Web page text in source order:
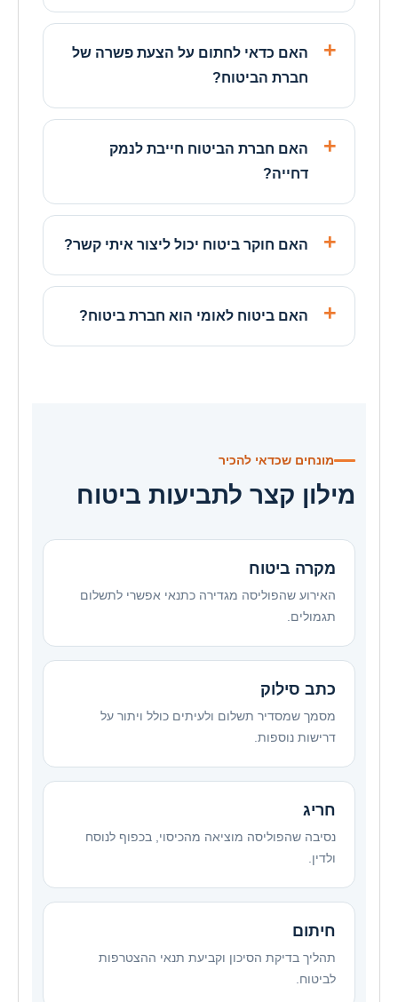
האם כדאי לחתום על הצעת פשרה של
חברת הביטוח?
האם חברת הביטוח חייבת לנמק
דחייה?
האם חוקר ביטוח יכול ליצור איתי קשר?
האם ביטוח לאומי הוא חברת ביטוח?
מונחים שכדאי להכיר
מילון קצר לתביעות ביטוח
מקרה ביטוח
האירוע שהפוליסה מגדירה כתנאי אפשרי לתשלום
תגמולים.
כתב סילוק
מסמך שמסדיר תשלום ולעיתים כולל ויתור על
דרישות נוספות.
חריג
נסיבה שהפוליסה מוציאה מהכיסוי, בכפוף לנוסח
ולדין.
חיתום
תהליך בדיקת הסיכון וקביעת תנאי ההצטרפות
לביטוח.